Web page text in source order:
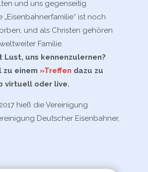
und uns gegenseitig
„Eisenbahnerfamilie“ ist noch
und als Christen gehören
Familie.
Lust, uns kennenzulernen?
zu einem »Treffen dazu zu
virtuell oder live.
hieß die Vereinigung
Deutscher Eisenbahner,